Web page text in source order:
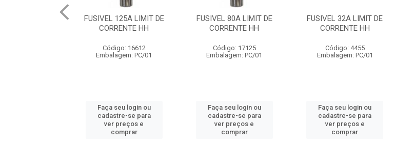
FUSIVEL 80A LIMIT DE
CORRENTE HH
Código: 17125
Embalagem: PC/01
Faça seu login ou
cadastre-se para
ver preços e
comprar
FUSIVEL 32A LIMIT DE
CORRENTE HH
Código: 4455
Embalagem: PC/01
Faça seu login ou
cadastre-se para
ver preços e
comprar
FUSIVEL 20A LIMIT DE
CORRENTE HH
Código: 4701
Embalagem: PC/01
Faça seu login ou
cadastre-se para
ver preços e
comprar